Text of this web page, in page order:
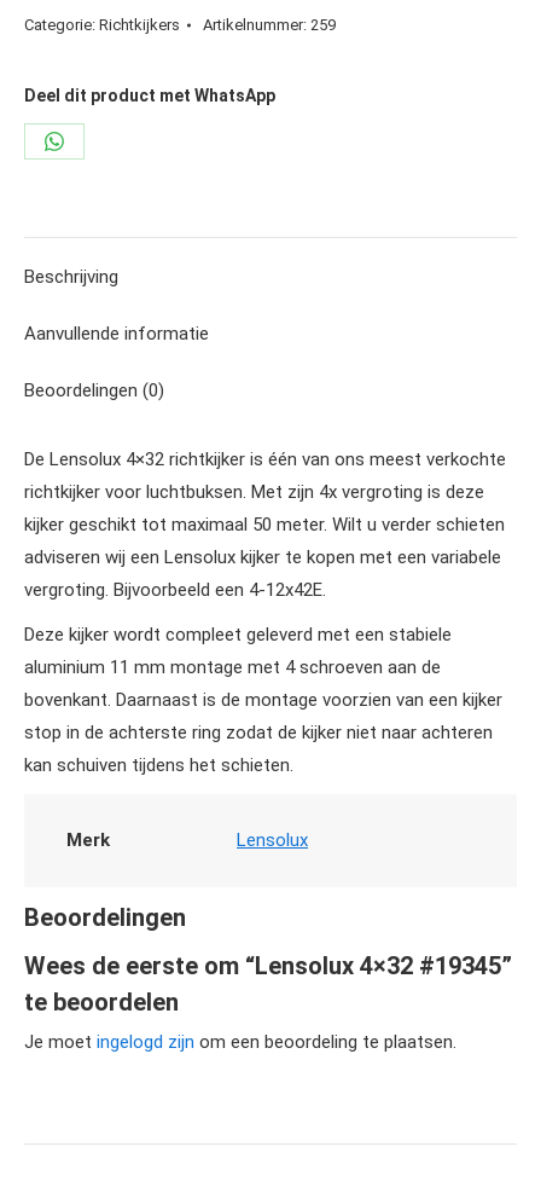
Categorie: Richtkijkers Artikelnummer: 259
Deel dit product met WhatsApp
Share
Beschrijving
Aanvullende informatie
Beoordelingen (0)
De Lensolux 4×32 richtkijker is één van ons meest verkochte
richtkijker voor luchtbuksen. Met zijn 4x vergroting is deze
kijker geschikt tot maximaal 50 meter. Wilt u verder schieten
adviseren wij een Lensolux kijker te kopen met een variabele
vergroting. Bijvoorbeeld een 4-12x42E.
Deze kijker wordt compleet geleverd met een stabiele
aluminium 11 mm montage met 4 schroeven aan de
bovenkant. Daarnaast is de montage voorzien van een kijker
stop in de achterste ring zodat de kijker niet naar achteren
kan schuiven tijdens het schieten.
Merk Lensolux
Beoordelingen
Wees de eerste om “Lensolux 4×32 #19345”
te beoordelen
Je moet ingelogd zijn om een beoordeling te plaatsen.